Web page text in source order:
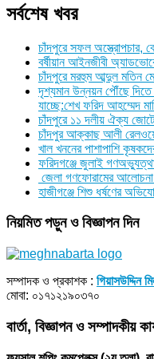
সর্বশেষ খবর
চাঁদপুরে সফল অস্ত্রোপচার,
বর্ষীয়ান আইনজীবী
চাঁদপুরে মরহুম আব্দুল মতিন
দৃশ্যমান উন্নয়ন পৌঁছে
যাচ্ছে:শেখ ফরিদ আহম্মেদ
চাঁদপুরে ১১ দলীয় ঐক্য
চাঁদপুর আক্কাছ আলী রেলওয়ে
খাল খননের পাশাপাশি
ফরিদগঞ্জে জুলাই
জেলা গণফোরামের
হাজীগঞ্জে শিশু ধর্ষণের
নিয়মিত পড়ুন ও বিজ্ঞাপন দিন
সম্পাদক ও প্রকাশক : গিয়াসউদ্দিন
মোবা: ০১৭১২১৯০৩৭০
বার্তা, বিজ্ঞাপন ও সম্পাদকীয়